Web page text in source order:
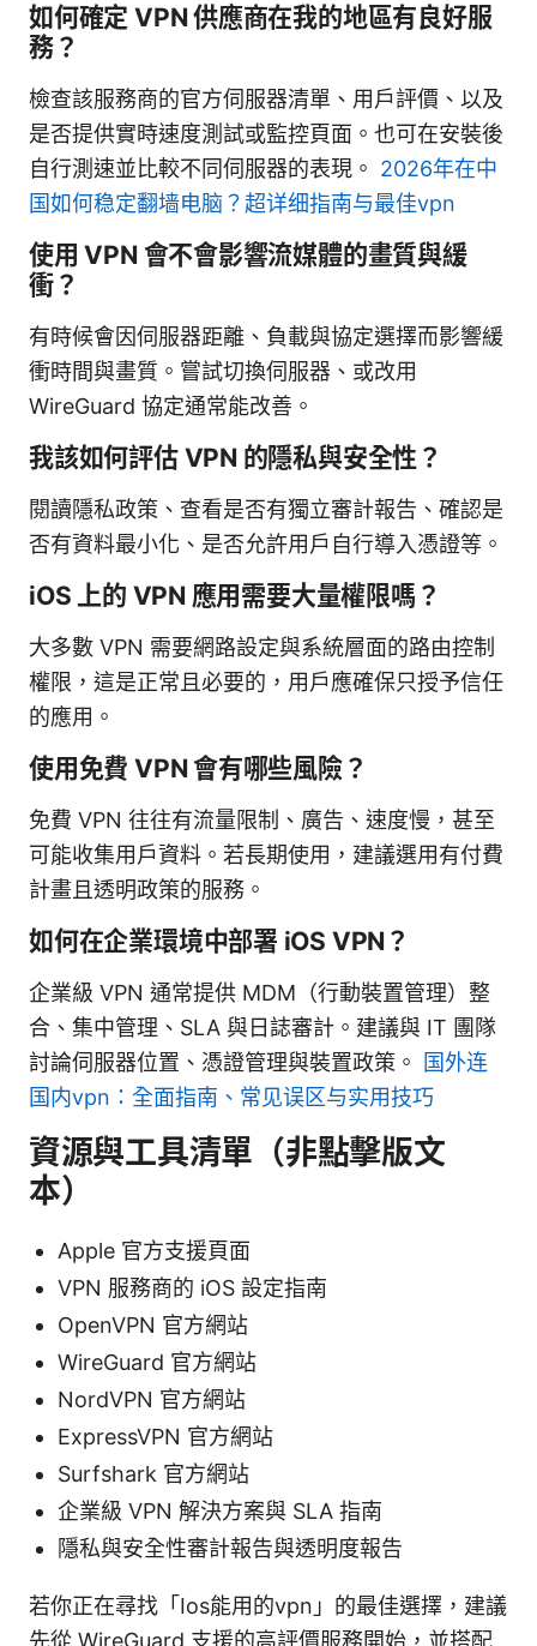
如何確定 VPN 供應商在我的地區有良好服
務？
檢查該服務商的官方伺服器清單、用戶評價、以及
是否提供實時速度測試或監控頁面。也可在安裝後
自行測速並比較不同伺服器的表現。 2026年在中
国如何稳定翻墙电脑？超详细指南与最佳vpn
使用 VPN 會不會影響流媒體的畫質與緩
衝？
有時候會因伺服器距離、負載與協定選擇而影響緩
衝時間與畫質。嘗試切換伺服器、或改用
WireGuard 協定通常能改善。
我該如何評估 VPN 的隱私與安全性？
閱讀隱私政策、查看是否有獨立審計報告、確認是
否有資料最小化、是否允許用戶自行導入憑證等。
iOS 上的 VPN 應用需要大量權限嗎？
大多數 VPN 需要網路設定與系統層面的路由控制
權限，這是正常且必要的，用戶應確保只授予信任
的應用。
使用免費 VPN 會有哪些風險？
免費 VPN 往往有流量限制、廣告、速度慢，甚至
可能收集用戶資料。若長期使用，建議選用有付費
計畫且透明政策的服務。
如何在企業環境中部署 iOS VPN？
企業級 VPN 通常提供 MDM（行動裝置管理）整
合、集中管理、SLA 與日誌審計。建議與 IT 團隊
討論伺服器位置、憑證管理與裝置政策。
国外连
国内vpn：全面指南、常见误区与实用技巧
資源與工具清單（非點擊版文
本）
Apple 官方支援頁面
VPN 服務商的 iOS 設定指南
OpenVPN 官方網站
WireGuard 官方網站
NordVPN 官方網站
ExpressVPN 官方網站
Surfshark 官方網站
企業級 VPN 解決方案與 SLA 指南
隱私與安全性審計報告與透明度報告
若你正在尋找「Ios能用的vpn」的最佳選擇，建議
先從 WireGuard 支援的高評價服務開始，並搭配